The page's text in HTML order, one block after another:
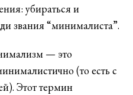
убираться и
звания “минималиста”.
— это
(то есть с
Этот термин